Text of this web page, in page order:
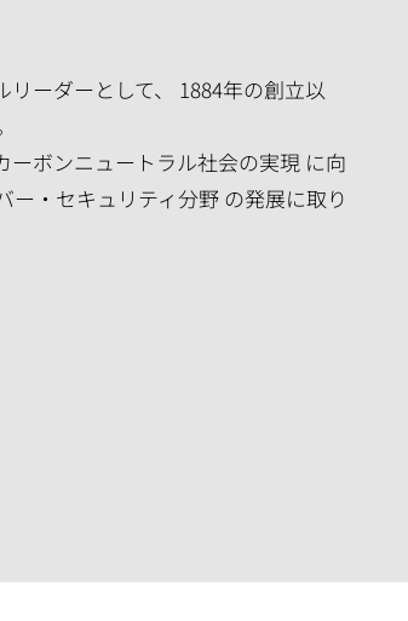
ーダーとして、 1884年の創立以
ボンニュートラル社会の実現 に向
ー・セキュリティ分野 の発展に取り